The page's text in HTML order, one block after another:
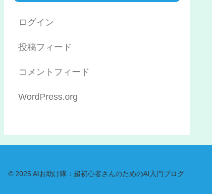
ログイン
投稿フィード
コメントフィード
WordPress.org
© 2025 AIお助け隊：超初心者さんのためのAI入門ブログ.